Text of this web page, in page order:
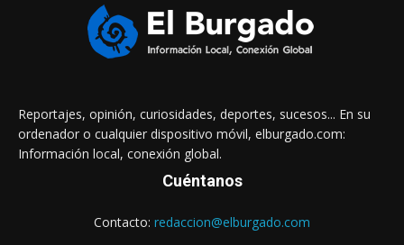
Reportajes, opinión, curiosidades, deportes, sucesos... En su
ordenador o cualquier dispositivo móvil, elburgado.com:
Información local, conexión global.
Cuéntanos
Contacto: redaccion@elburgado.com